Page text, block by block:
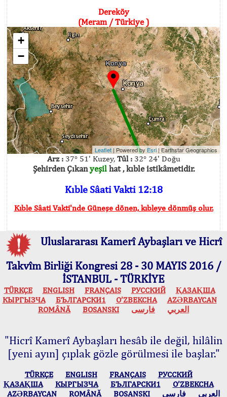
Dereköy
(Meram / Türkiye )
+
−
Leaflet | Powered by Esri|Earthstar Geographics
Arz :37° 51' Kuzey, Tûl :32° 24' Doğu
Şehirden Çıkanyeşilhat , kıble istikâmetidir.
Kıble Sâati Vakti 12:18
Kıble Sâati Vakti'nde Güneşe dönen, kıbleye dönmüş olur.
Uluslararası Kamerî Aybaşları ve Hicrî
Takvîm Birliği Kongresi 28 - 30 MAYIS 2016 /
İSTANBUL - TÜRKİYE
TÜRKÇE ENGLISH FRANÇAIS РУССКИЙ
ҚАЗАҚША
КЫPГЫЗЧA
БЪЛГАРСКИ1 O’ZBEKCHA
AZӘRBAYCAN
ROMÂNĂ
BOSANSKI العربي فارسی
"Hicrî Kamerî Aybaşları hesâb ile değil, hilâlin
[yeni ayın] çıplak gözle görülmesi ile başlar."
TÜRKÇE ENGLISH FRANÇAIS
РУССКИЙ
ҚАЗАҚША
КЫPГЫЗЧA БЪЛГАРСКИ1
O’ZBEKCHA
AZӘRBAYCAN
ROMÂNĂ BOSANSKI العربي فارسی